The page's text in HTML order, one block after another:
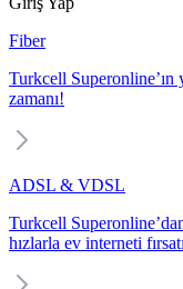
Fiber
Turkcell Superonline’ın
zamanı!
ADSL & VDSL
Turkcell
hızlarla ev interneti